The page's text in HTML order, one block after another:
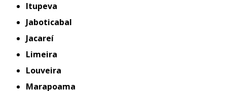
Itupeva
Jaboticabal
Jacareí
Limeira
Louveira
Marapoama